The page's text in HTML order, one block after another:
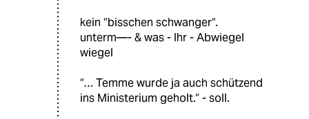
kein “bisschen schwanger“.
unterm—- & was - Ihr - Abwiegel
wiegel
“… Temme wurde ja auch schützend
ins Ministerium geholt.“ - soll.